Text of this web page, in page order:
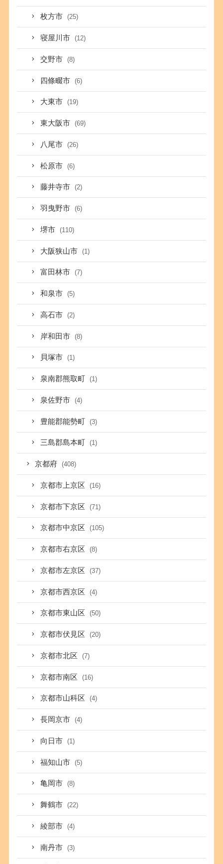
枚方市 (25)
寝屋川市 (12)
交野市 (8)
四條畷市 (6)
大東市 (19)
東大阪市 (69)
八尾市 (26)
松原市 (6)
藤井寺市 (2)
羽曳野市 (6)
堺市 (110)
大阪狭山市 (1)
富田林市 (7)
和泉市 (5)
高石市 (2)
岸和田市 (8)
貝塚市 (1)
泉南郡熊取町 (1)
泉佐野市 (4)
豊能郡能勢町 (3)
三島郡島本町 (1)
京都府 (408)
京都市上京区 (16)
京都市下京区 (71)
京都市中京区 (105)
京都市右京区 (8)
京都市左京区 (37)
京都市西京区 (4)
京都市東山区 (50)
京都市伏見区 (20)
京都市北区 (7)
京都市南区 (16)
京都市山科区 (4)
長岡京市 (4)
向日市 (1)
福知山市 (5)
亀岡市 (8)
舞鶴市 (22)
綾部市 (4)
南丹市 (3)